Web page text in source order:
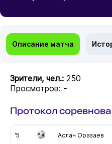
Описание матча
Зрители, чел.: 250
Просмотров: -
Протокол
'5 Аслан Оразаев